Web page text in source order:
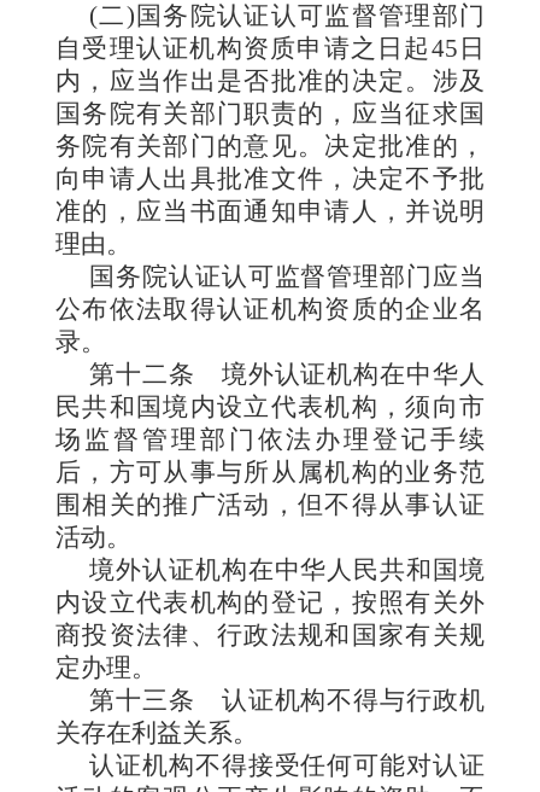
(二)国务院认证认可监督管理部门
自受理认证机构资质申请之日起45日
内，应当作出是否批准的决定。涉及
国务院有关部门职责的，应当征求国
务院有关部门的意见。决定批准的，
向申请人出具批准文件，决定不予批
准的，应当书面通知申请人，并说明
理由。
国务院认证认可监督管理部门应当
公布依法取得认证机构资质的企业名
录。
第十二条 境外认证机构在中华人
民共和国境内设立代表机构，须向市
场监督管理部门依法办理登记手续
后，方可从事与所从属机构的业务范
围相关的推广活动，但不得从事认证
活动。
境外认证机构在中华人民共和国境
内设立代表机构的登记，按照有关外
商投资法律、行政法规和国家有关规
定办理。
第十三条 认证机构不得与行政机
关存在利益关系。
认证机构不得接受任何可能对认证